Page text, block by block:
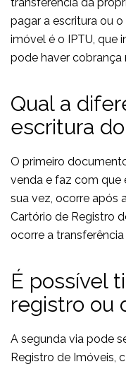
pagar a escritura ou
imóvel é o IPTU, que
pode haver cobrança
Qual a
escritura
O primeiro
venda e faz com que
sua vez, ocorre após
Cartório de Registro
ocorre a
É possível
registro ou
A segunda via pode
Registro de Imóveis,